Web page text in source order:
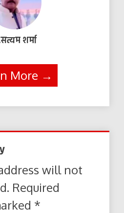
शर्मा
More →
will not
Required
*